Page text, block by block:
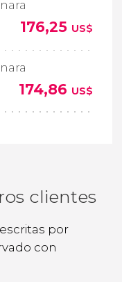
176,25 US$
174,86 US$
clientes
por
con